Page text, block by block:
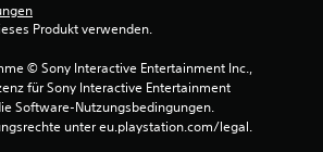
Produkt verwenden.
© Sony Interactive Entertainment Inc.,
für Sony Interactive Entertainment
Software-Nutzungsbedingungen.
unter eu.playstation.com/legal.